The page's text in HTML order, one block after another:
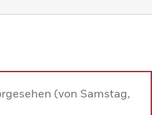
(von Samstag,